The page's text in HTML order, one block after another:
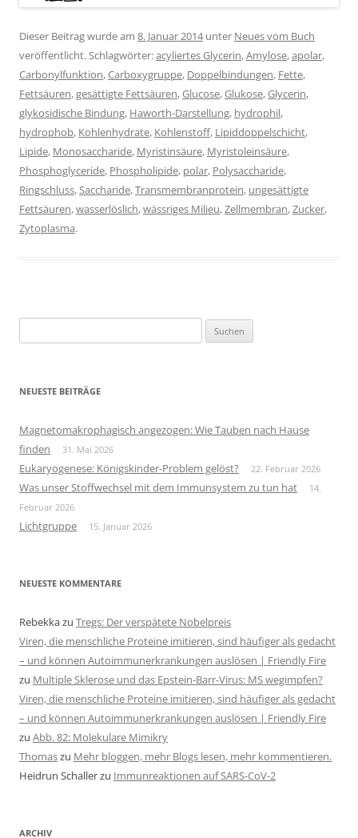
Dieser Beitrag wurde am 8. Januar 2014unter Neues vom Buch
veröffentlicht. Schlagwörter:acyliertes Glycerin,Amylose,apolar,
Carbonylfunktion,Carboxygruppe, Doppelbindungen, Fette,
Fettsäuren,gesättigte Fettsäuren,Glucose,Glukose,Glycerin,
glykosidische Bindung, Haworth-Darstellung, hydrophil,
hydrophob, Kohlenhydrate, Kohlenstoff, Lipiddoppelschicht,
Lipide, Monosaccharide, Myristinsäure, Myristoleinsäure,
Phosphoglyceride, Phospholipide, polar, Polysaccharide,
Ringschluss,Saccharide,Transmembranprotein, ungesättigte
Fettsäuren,wasserlöslich,wässriges Milieu,Zellmembran,Zucker,
Zytoplasma.
nach:
NEUESTE BEITRÄGE
Magnetomakrophagisch angezogen: Wie Tauben nach Hause
finden
31. Mai 2026
Eukaryogenese: Königskinder-Problem gelöst? 22. Februar 2026
Was unser Stoffwechsel mit dem Immunsystem zu tun hat
14.
Februar 2026
Lichtgruppe 15. Januar 2026
NEUESTE KOMMENTARE
Rebekkazu Tregs: Der verspätete Nobelpreis
Viren, die menschliche Proteine imitieren, sind häufiger als gedacht
– und können Autoimmunerkrankungen auslösen | Friendly Fire
zu Multiple Sklerose und das Epstein-Barr-Virus: MS wegimpfen?
Viren, die menschliche Proteine imitieren, sind häufiger als gedacht
– und können Autoimmunerkrankungen auslösen | Friendly Fire
zu Abb. 82: Molekulare Mimikry
Thomaszu Mehr bloggen, mehr Blogs lesen, mehr kommentieren.
Heidrun Schallerzu Immunreaktionen auf SARS-CoV-2
ARCHIV